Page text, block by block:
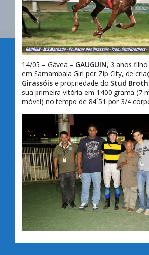
14/05 – Gávea – GAUGUIN, 3 anos filho
em Samambaia Girl por Zip City, de
Girassóis e propriedade do Stud
sua primeira vitória em 1400 grama (7
móvel) no tempo de 84´51 por 3/4